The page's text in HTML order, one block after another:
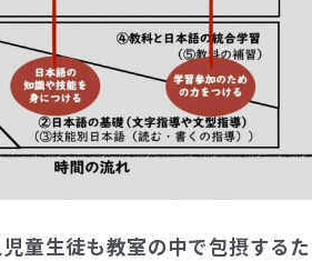
児童生徒も教室の中で包摂する